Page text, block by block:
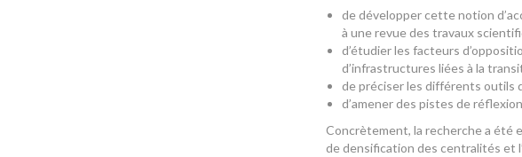
de développer cette notion
à une revue des travaux
d’étudier les facteurs
d’infrastructures liées à la
de préciser les différents outils
d’amener des pistes de
Concrètement, la recherche a été
de densification des centralités et